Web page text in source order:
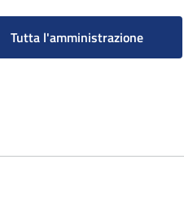
Tutta l'amministrazione